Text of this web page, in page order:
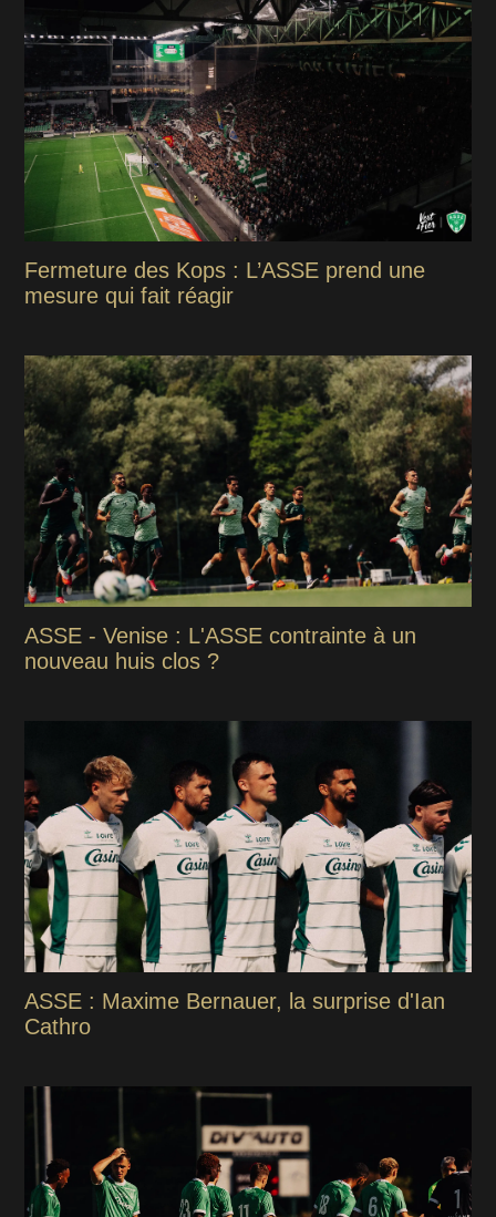
Fermeture des Kops : L’ASSE prend une
mesure qui fait réagir
ASSE - Venise : L'ASSE contrainte à un
nouveau huis clos ?
ASSE : Maxime Bernauer, la surprise d'Ian
Cathro